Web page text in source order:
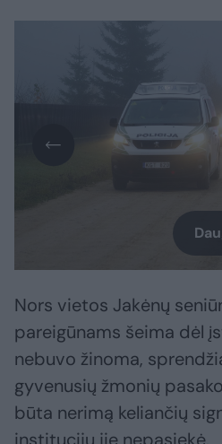
Nors vietos Jakėnų
pareigūnams šeima dėl
nebuvo žinoma,
gyvenusių žmonių
būta nerimą keliančių
institucijų jie nepasiekė.